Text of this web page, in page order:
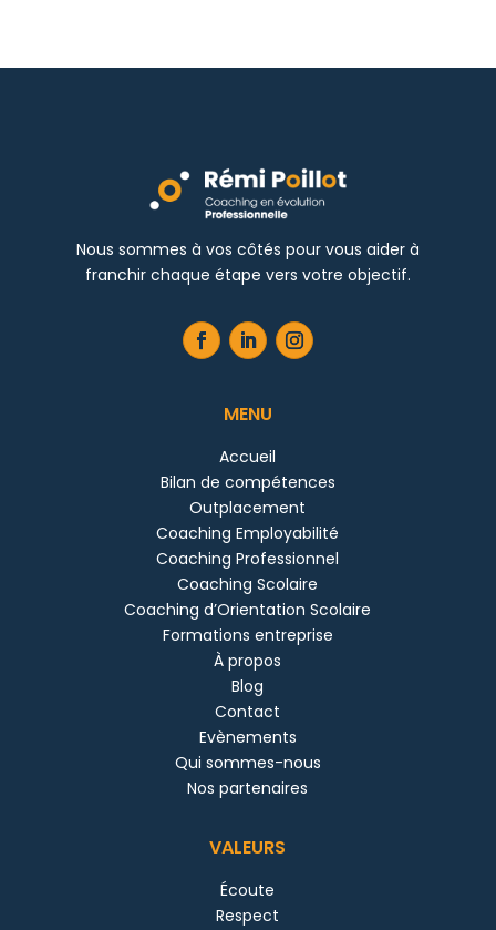
Nous sommes à vos côtés pour vous aider à
franchir chaque étape vers votre objectif.
MENU
Accueil
Bilan de compétences
Outplacement
Coaching Employabilité
Coaching Professionnel
Coaching Scolaire
Coaching d’Orientation Scolaire
Formations entreprise
À propos
Blog
Contact
Evènements
Qui sommes-nous
Nos partenaires
VALEURS
Écoute
Respect